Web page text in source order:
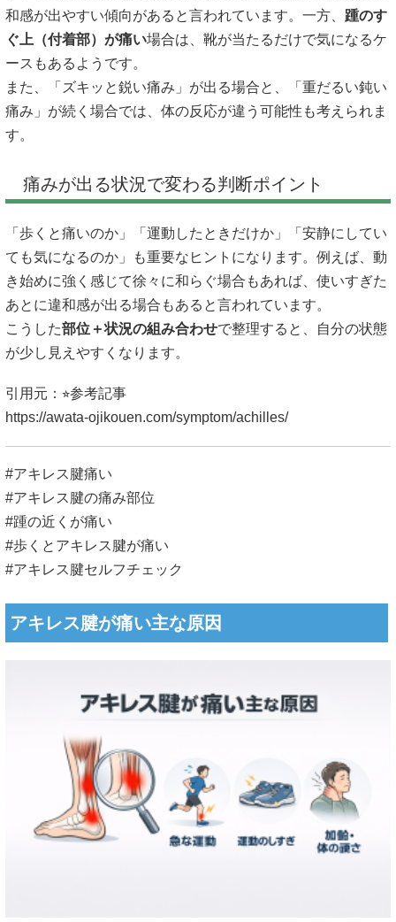
和感が出やすい傾向があると言われています。一方、 踵のす
ぐ上（付着部）が痛い場合は、靴が当たるだけで気になるケ
ースもあるようです。
また、「ズキッと鋭い痛み」が出る場合と、「重だるい鈍い
痛み」が続く場合では、体の反応が違う可能性も考えられま
す。
痛みが出る状況で変わる判断ポイント
「歩くと痛いのか」「運動したときだけか」「安静にしてい
ても気になるのか」も重要なヒントになります。例えば、動
き始めに強く感じて徐々に和らぐ場合もあれば、使いすぎた
あとに違和感が出る場合もあると言われています。
こうした部位＋状況の組み合わせで整理すると、自分の状態
が少し見えやすくなります。
引用元：⭐︎参考記事
https://awata-ojikouen.com/symptom/achilles/
#アキレス腱痛い
#アキレス腱の痛み部位
#踵の近くが痛い
#歩くとアキレス腱が痛い
#アキレス腱セルフチェック
アキレス腱が痛い主な原因